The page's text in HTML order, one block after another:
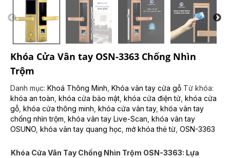
Khóa Cửa Vân tay OSN-3363 Chống Nhìn
Trộm
Danh mục: Khoá Thông Minh Khóa vân tay cửa gỗ Từ khóa:
khóa an toàn khóa cửa bảo mật khóa cửa điện tử khóa cửa
gỗ khóa cửa thông minh khóa cửa vân tay, khóa vân tay
chống nhìn trộm khóa vân tay Live-Scan khóa vân tay
OSUNO khóa vân tay quang học mở khóa thẻ từ OSN-3363
Khóa Cửa Vân Tay Chống Nhìn Trộm OSN-3363: Lựa